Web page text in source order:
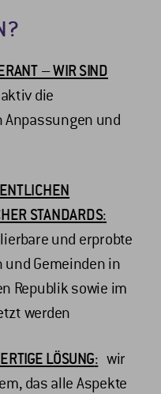
– WIR SIND
die
und
STANDARDS:
und erprobte
und Gemeinden in
Republik sowie im
werden
LÖSUNG: wir
das alle Aspekte